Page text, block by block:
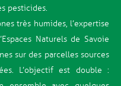
pesticides.
très humides, l’expertise
Naturels de Savoie
sur des parcelles sources
L’objectif est double :